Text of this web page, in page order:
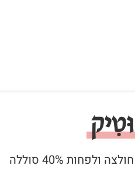
1. קקי עוצמתי וארוך, שדורש הורדת חולצה ולפחות 40% סוללה